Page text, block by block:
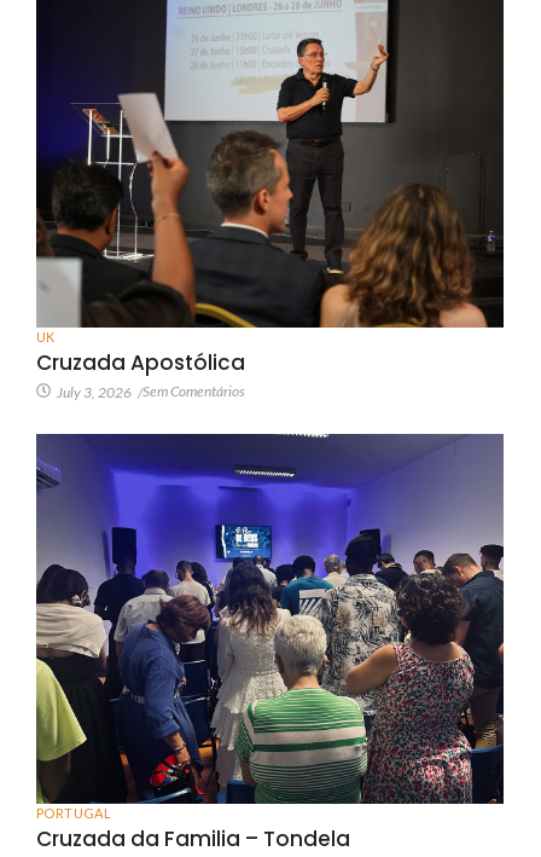
UK
Cruzada Apostólica
July 3, 2026 /Sem Comentários
PORTUGAL
Cruzada da Familia – Tondela